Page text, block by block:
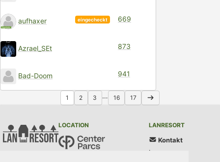
aufhaxer eingecheckt 669
Azrael_SEt 873
Bad-Doom 941
1 2 3 … 16 17
LOCATION LANRESORT
Kontakt
Impressum